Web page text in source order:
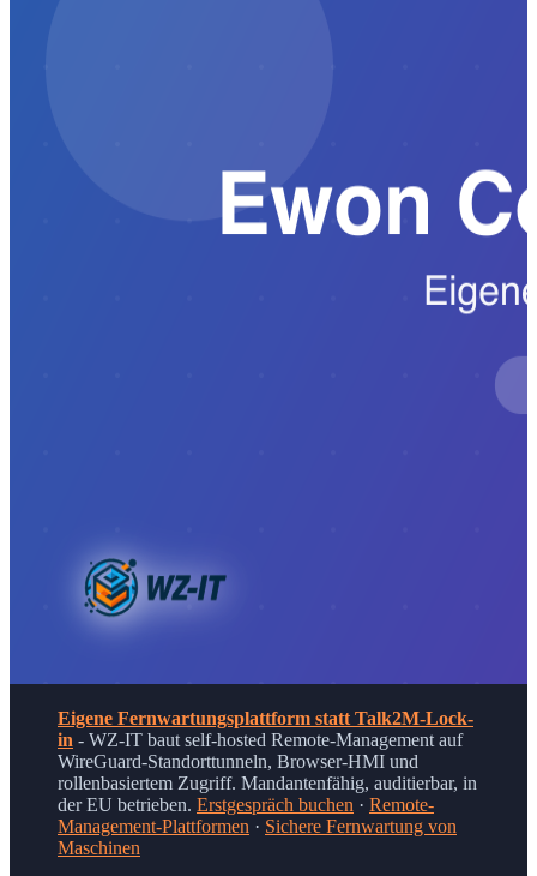
Eigene Fernwartungsplattform statt Talk2M-Lock-
in - WZ-IT baut self-hosted Remote-Management auf
WireGuard-Standorttunneln, Browser-HMI und
rollenbasiertem Zugriff. Mandantenfähig, auditierbar, in
der EU betrieben. Erstgespräch buchen · Remote-
Management-Plattformen · Sichere Fernwartung von
Maschinen